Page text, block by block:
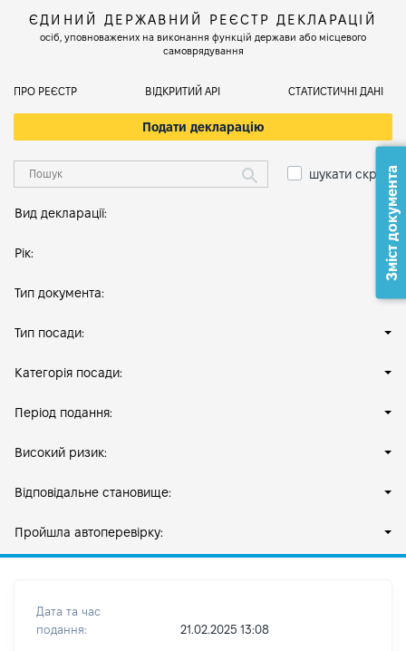
ЄДИНИЙ ДЕРЖАВНИЙ РЕЄСТР ДЕКЛАРАЦІЙ
осіб, уповноважених на виконання функцій держави або місцевого
самоврядування
ПРО РЕЄСТР ВІДКРИТИЙ АРІ СТАТИСТИЧНІ ДАНІ
Подати декларацію
шукати скрізь
Вид декларації:
Рік:
Тип документа:
Тип посади:
Категорія посади:
Період подання:
Високий ризик:
Відповідальне становище:
Пройшла автоперевірку:
Дата та час
подання:
21.02.2025 13:08
Зміст документа